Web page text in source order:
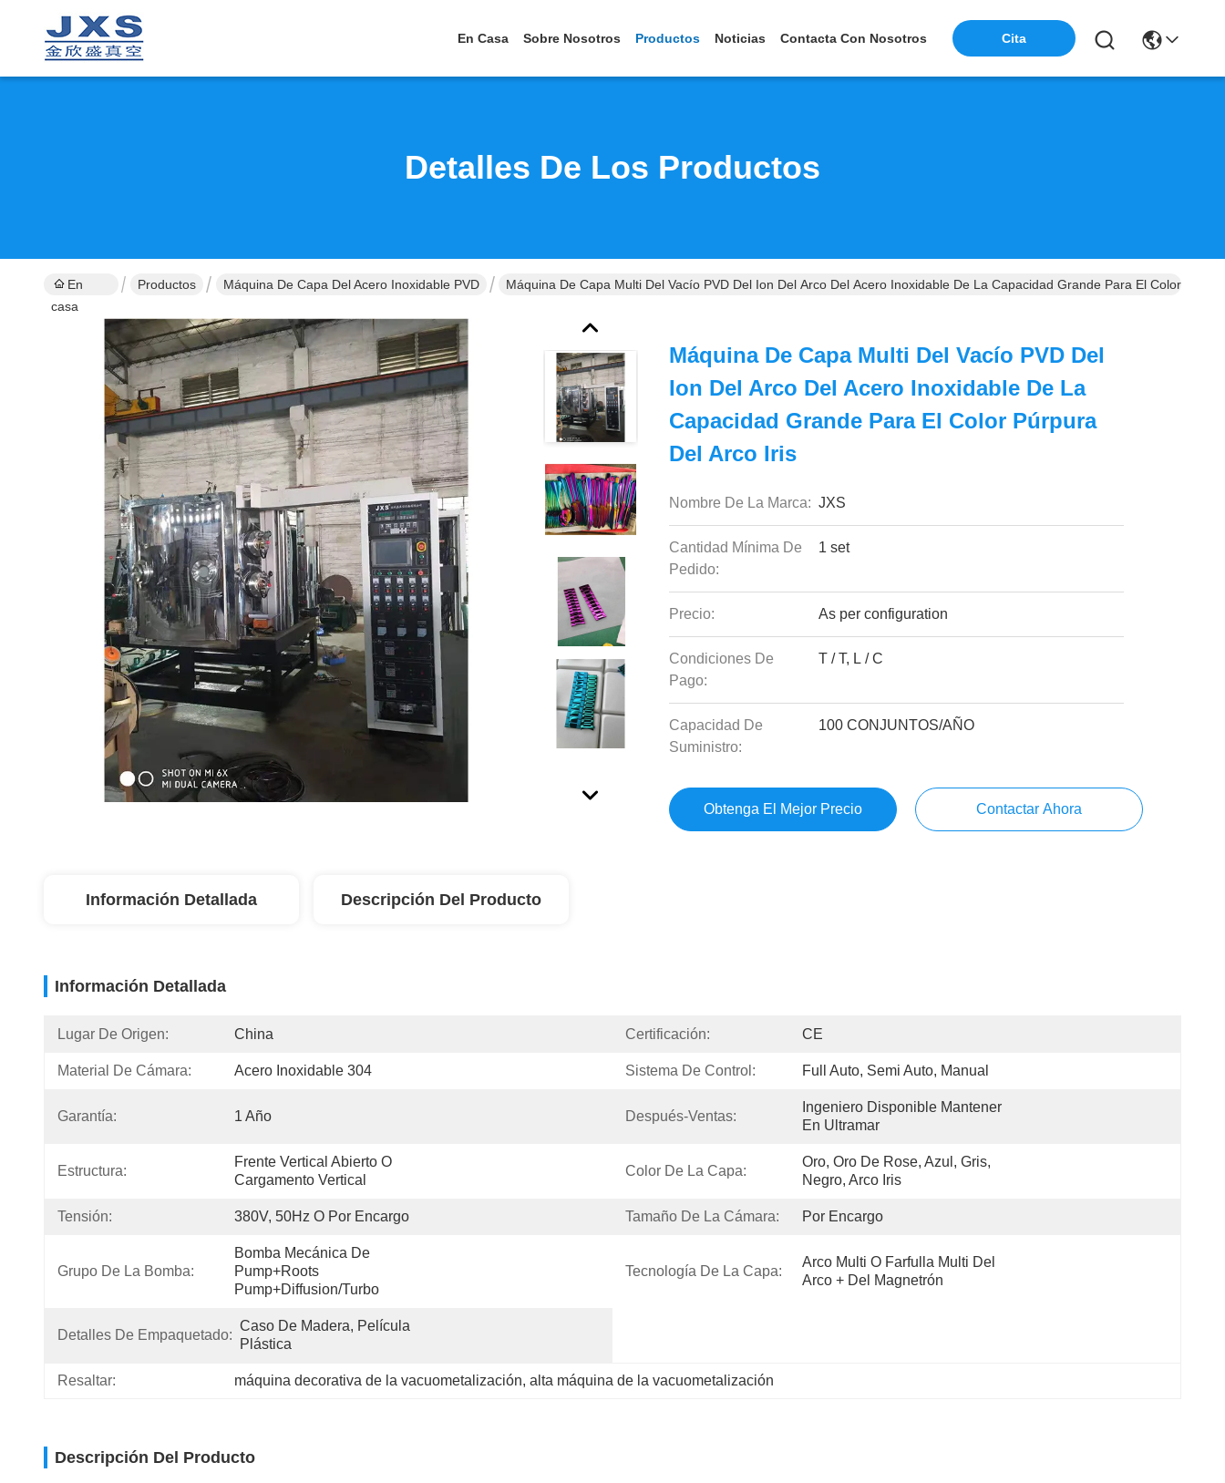
En Casa Sobre Nosotros Productos Noticias Contacta Con Nosotros Cita
Detalles De Los Productos
En
casa
Productos Máquina De Capa Del Acero Inoxidable PVD Máquina De Capa Multi Del Vacío PVD Del Ion Del Arco Del Acero Inoxidable De La Capacidad Grande Para El Color
Máquina De Capa Multi Del Vacío PVD Del
Ion Del Arco Del Acero Inoxidable De La
Capacidad Grande Para El Color Púrpura
Del Arco Iris
Nombre De La Marca: JXS
Cantidad Mínima De
Pedido:
1 set
Precio: As per configuration
Condiciones De
Pago:
T / T, L / C
Capacidad De
Suministro:
100 CONJUNTOS/AÑO
Obtenga El Mejor Precio Contactar Ahora
Información Detallada Descripción Del Producto
Información Detallada
Lugar De Origen: China Certificación: CE
Material De Cámara: Acero Inoxidable 304 Sistema De Control: Full Auto, Semi Auto, Manual
Garantía: 1 Año Después-Ventas:
Ingeniero Disponible Mantener
En Ultramar
Estructura:
Frente Vertical Abierto O
Cargamento Vertical
Color De La Capa:
Oro, Oro De Rose, Azul, Gris,
Negro, Arco Iris
Tensión: 380V, 50Hz O Por Encargo Tamaño De La Cámara: Por Encargo
Grupo De La Bomba:
Bomba Mecánica De
Pump+Roots
Pump+Diffusion/Turbo
Tecnología De La Capa:
Arco Multi O Farfulla Multi Del
Arco + Del Magnetrón
Detalles De Empaquetado:
Caso De Madera, Película
Plástica
Resaltar: máquina decorativa de la vacuometalización, alta máquina de la vacuometalización
Descripción Del Producto